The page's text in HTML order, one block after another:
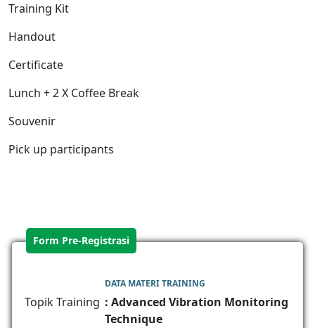
Training Kit
Handout
Certificate
Lunch + 2 X Coffee Break
Souvenir
Pick up participants
Form Pre-Registrasi
DATA MATERI TRAINING
Topik Training : Advanced Vibration Monitoring
Technique